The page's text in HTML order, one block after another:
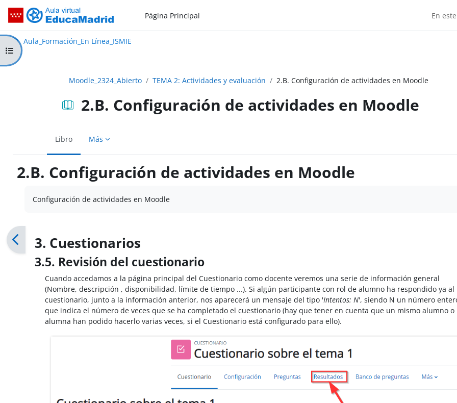
Aula_Formación_En Línea_ISMIEPágina Principal En
Aula Virtual de EducaMadrid:
Aula_Formación_En Línea_ISMIE
Abrir índice del curso
Moodle_2324_Abierto TEMA 2: Actividades y evaluación 2.B. Configuración de actividades en Moodle
2.B. Configuración de actividades en Moodle
Libro Más
2.B. Configuración de actividades en Moodle
Configuración de actividades en Moodle
3. Cuestionarios
3.5. Revisión del cuestionario
Cuando accedamos a la página principal del Cuestionario como docente veremos una serie de información general
(Nombre, descripción , disponibilidad, límite de tiempo ...). Si algún participante con rol de alumno ha respondido ya al
cuestionario, junto a la información anterior, nos aparecerá un mensaje del tipo 'Intentos: N', siendo N un número
que indica el número de veces que se ha completado el cuestionario (hay que tener en cuenta que un mismo alumno o
alumna han podido hacerlo varias veces, si el Cuestionario está configurado para ello).